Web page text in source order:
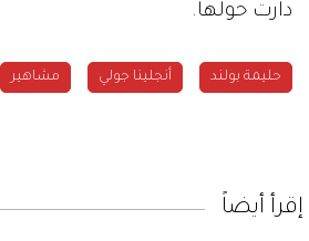
دارت حولها.
حليمة بولند أنجلينا جولي مشاهير
إقرأ أيضاً